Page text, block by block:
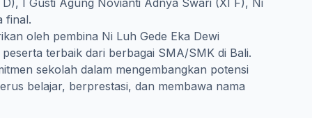
I Gusti Agung Novianti Adnya Swari (XI F), Ni
final.
oleh pembina Ni Luh Gede Eka Dewi
terbaik dari berbagai SMA/SMK di Bali.
sekolah dalam mengembangkan potensi
belajar, berprestasi, dan membawa nama